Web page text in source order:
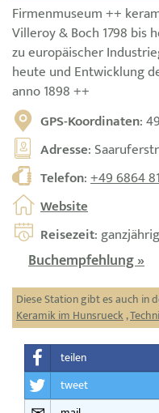
Firmenmuseum ++
Villeroy & Boch 1798 bis
zu europäischer
heute und Entwicklung
anno 1898 ++
GPS-Koordinaten:
Adresse:
Telefon:+49 6864
Website
Reisezeit: ganzjährig
Buchempfehlung »
Diese Station gibt es auch in
Keramik im Hunsrueck ,
teilen
tweet